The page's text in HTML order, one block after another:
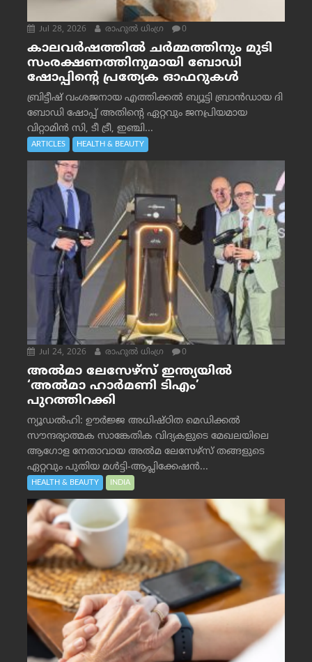
Jul 28, 2026 രാഹുല്‍ ധിംഗ്ര 0
കാലവർഷത്തിൽ ചർമ്മത്തിനും മുടി
സംരക്ഷണത്തിനുമായി ബോഡി
ഷോപ്പിന്റെ പ്രത്യേക ഓഫറുകൾ
ബ്രിട്ടീഷ് വംശജനായ എത്തിക്കൽ ബ്യൂട്ടി ബ്രാൻഡായ ദി
ബോഡി ഷോപ്പ് അതിന്റെ ഏറ്റവും ജനപ്രിയമായ
വിറ്റാമിൻ സി, ടീ ട്രീ, ഇഞ്ചി...
ARTICLES HEALTH & BEAUTY
Jul 24, 2026 രാഹുല്‍ ധിംഗ്ര 0
അൽമാ ലേസേഴ്സ് ഇന്ത്യയിൽ
‘അൽമാ ഹാർമണി ടിഎം’
പുറത്തിറക്കി
ന്യൂഡൽഹി: ഊർജ്ജ അധിഷ്ഠിത മെഡിക്കൽ
സൗന്ദര്യാത്മക സാങ്കേതിക വിദ്യകളുടെ മേഖലയിലെ
ആഗോള നേതാവായ അൽമ ലേസേഴ്സ് തങ്ങളുടെ
ഏറ്റവും പുതിയ മൾട്ടി-ആപ്ലിക്കേഷൻ...
HEALTH & BEAUTY INDIA